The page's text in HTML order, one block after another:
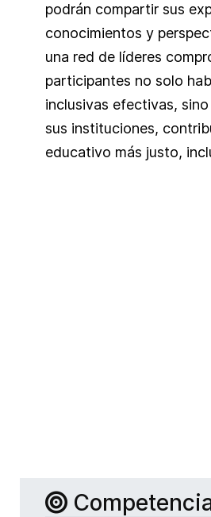
podrán compartir sus
conocimientos y
una red de líderes
participantes no solo
inclusivas efectivas,
sus instituciones,
educativo más justo,